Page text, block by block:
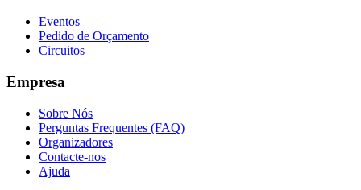
Eventos
Pedido de Orçamento
Circuitos
Empresa
Sobre Nós
Perguntas Frequentes (FAQ)
Organizadores
Contacte-nos
Ajuda